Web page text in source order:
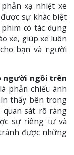
xạ nhiệt xe
sự khác biệt
có tác dụng
xe, giúp xe luôn
bạn và người
người ngồi trên
phản chiếu ánh
thấy bên trong
sát rõ ràng
sự riêng tư và
được những